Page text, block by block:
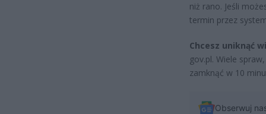
niż rano. Jeśli
termin przez
Chcesz uniknąć
gov.pl. Wiele
zamknąć w 10
Obserwuj